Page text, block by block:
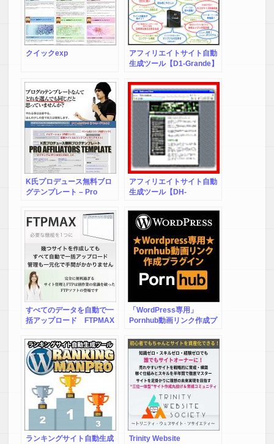
ツールは、日本最大級ＥＣ
サイトDMM.comのアフィ
リエイトを効率的に行うサ
イトを簡単作成運営できま
す。無料版もプレゼント
中。
クイックexp
アフィリエイトサイト自動
生成ツール【D1-Grande】
K氏プロデュース無料ブロ
グテンプレート – Pro
アフィリエイトサイト自動
生成ツール【DH-
すべてのデータを自動で一
括アップロード FTPMAX
「WordPress専用」
Pornhub動画リンク作成プ
ランキングサイト自動生成
Trinity Website